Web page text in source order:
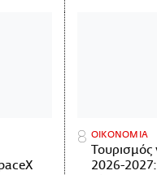
ΟΙΚΟΝΟΜΙΑ
Τουρισμός
2026-